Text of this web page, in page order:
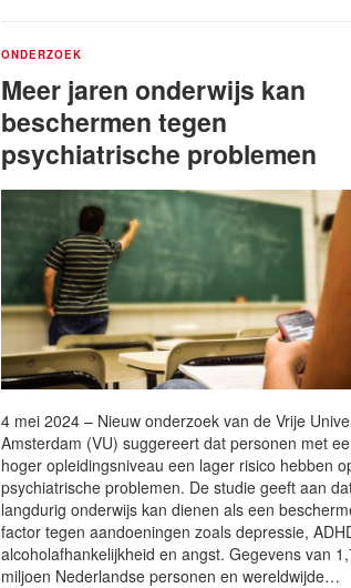
ONDERZOEK
Meer jaren onderwijs kan
beschermen tegen
psychiatrische problemen
4 mei 2024 – Nieuw onderzoek van de Vrije
Amsterdam (VU) suggereert dat personen met
hoger opleidingsniveau een lager risico hebben
psychiatrische problemen. De studie geeft aan
langdurig onderwijs kan dienen als een
factor tegen aandoeningen zoals depressie,
alcoholafhankelijkheid en angst. Gegevens van
miljoen Nederlandse personen en wereldwijde…